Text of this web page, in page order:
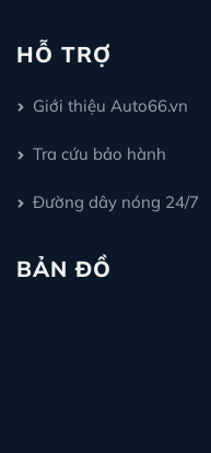
HỖ TRỢ
Giới thiệu Auto66.vn
Tra cứu bảo hành
Đường dây nóng 24/7
BẢN ĐỒ